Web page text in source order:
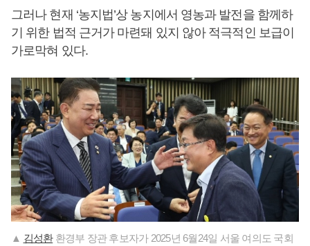
그러나 현재 ‘농지법’상 농지에서 영농과 발전을 함께하
기 위한 법적 근거가 마련돼 있지 않아 적극적인 보급이
가로막혀 있다.
▲ 김성환환경부 장관 후보자가 2025년 6월24일 서울 여의도 국회